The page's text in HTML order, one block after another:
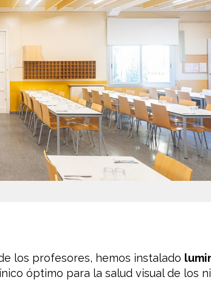
los profesores, hemos instalado
óptimo para la salud visual de los